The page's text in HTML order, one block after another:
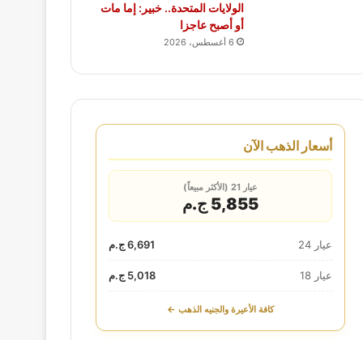
الولايات المتحدة.. خبير: إما مات
أو أصبح عاجزا
6 أغسطس، 2026
أسعار الذهب الآن
عيار 21 (الأكثر مبيعاً)
5,855 ج.م
عيار 24 6,691 ج.م
عيار 18 5,018 ج.م
كافة الأعيرة والجنيه الذهب ←